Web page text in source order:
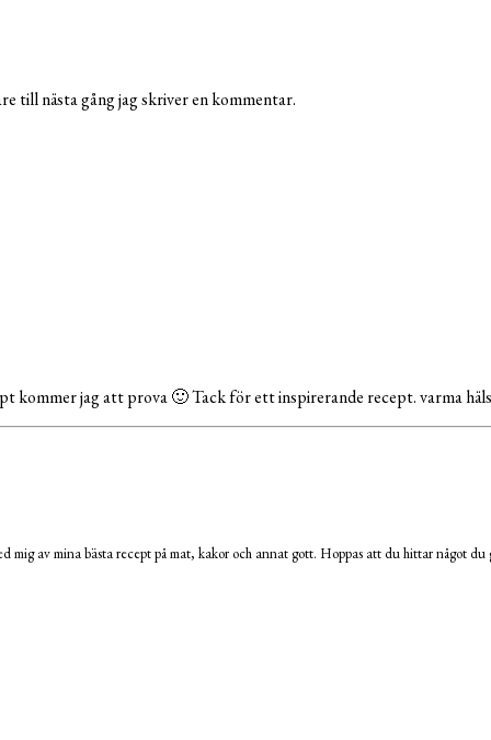
till nästa gång jag skriver en kommentar.
jag att prova 🙂 Tack för ett inspirerande recept. varma
mig av mina bästa recept på mat, kakor och annat gott. Hoppas att du hittar något du